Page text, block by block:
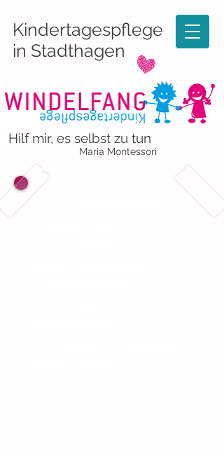
Kindertagespflege
in Stadthagen
Hilf mir, es selbst zu tun
Maria Montessori